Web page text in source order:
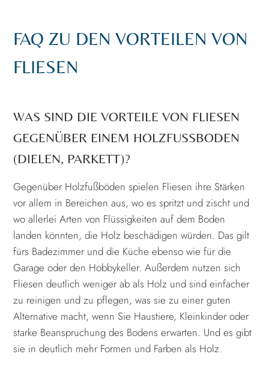
FAQ ZU DEN VORTEILEN VON
FLIESEN
WAS SIND DIE VORTEILE VON FLIESEN
GEGENÜBER EINEM HOLZFUSSBODEN (
DIELEN, PARKETT)?
Gegenüber Holzfußböden spielen Fliesen ihre Stärken
vor allem in Bereichen aus, wo es spritzt und zischt und
wo allerlei Arten von Flüssigkeiten auf dem Boden
landen könnten, die Holz beschädigen würden. Das gilt
fürs Badezimmer und die Küche ebenso wie für die
Garage oder den Hobbykeller. Außerdem nutzen sich
Fliesen deutlich weniger ab als Holz und sind einfacher
zu reinigen und zu pflegen, was sie zu einer guten
Alternative macht, wenn Sie Haustiere, Kleinkinder oder
starke Beanspruchung des Bodens erwarten. Und es gibt
sie in deutlich mehr Formen und Farben als Holz.